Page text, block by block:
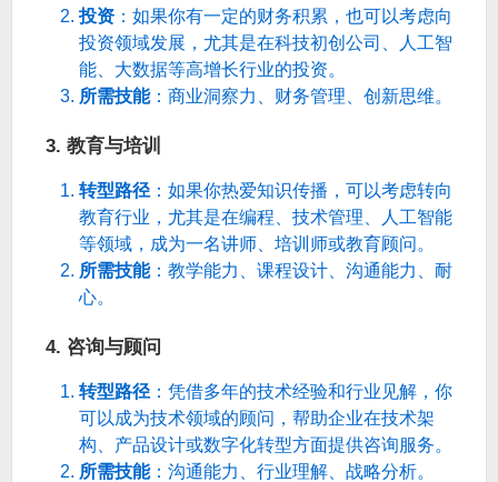
投资 ：如果你有一定的财务积累，也可以考虑向
投资领域发展，尤其是在科技初创公司、人工智
能、大数据等高增长行业的投资。
所需技能：商业洞察力、财务管理、创新思维。
3. 教育与培训
转型路径 ：如果你热爱知识传播，可以考虑转向
教育行业，尤其是在编程、技术管理、人工智能
等领域，成为一名讲师、培训师或教育顾问。
所需技能：教学能力、课程设计、沟通能力、耐
心。
4. 咨询与顾问
转型路径 ：凭借多年的技术经验和行业见解，你
可以成为技术领域的顾问，帮助企业在技术架
构、产品设计或数字化转型方面提供咨询服务。
所需技能：沟通能力、行业理解、战略分析。